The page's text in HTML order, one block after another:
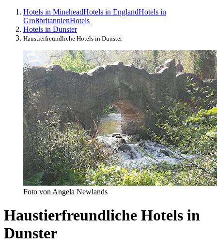
Hotels in MineheadHotels in EnglandHotels in
GroßbritannienHotels
Hotels in Dunster
Haustierfreundliche Hotels in Dunster
Foto von Angela Newlands
Haustierfreundliche Hotels in
Dunster